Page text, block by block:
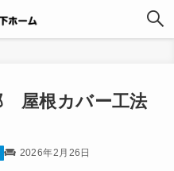
屋根カバー工法
2026年2月26日